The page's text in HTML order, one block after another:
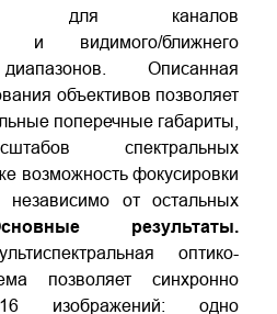
для каналов
и видимого/ближнего
Описанная
объективов позволяет
поперечные габариты,
спектральных
возможность фокусировки
независимо от остальных
результаты.
оптико-
позволяет синхронно
16 изображений: одно